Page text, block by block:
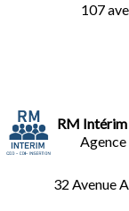
107
RM Intérim
32 Avenue